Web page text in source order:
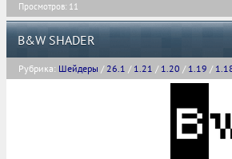
Просмотров: 11
B&W SHADER
Рубрика: Шейдеры /26.1 / 1.21 / 1.20 / 1.19 /